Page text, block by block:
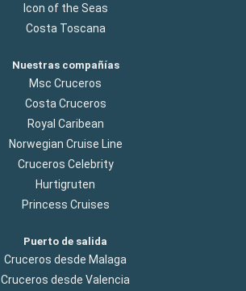
Icon of the Seas
Costa Toscana
Nuestras compañías
Msc Cruceros
Costa Cruceros
Royal Caribean
Norwegian Cruise Line
Cruceros Celebrity
Hurtigruten
Princess Cruises
Puerto de salida
Cruceros desde Malaga
Cruceros desde Valencia